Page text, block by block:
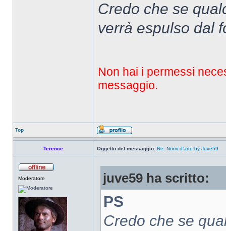
Credo che se
verrà espulso dal
Non hai i permessi
messaggio.
Top
Terence Oggetto del messaggio: Re: Nomi d'arte by Juve59
Moderatore juve59 ha scritto:
PS
Credo che se